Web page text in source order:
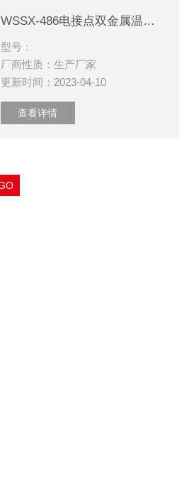
WSSX-486电接点双金属温度计
型号：
厂商性质：生产厂家
更新时间：2023-04-10
查看详情